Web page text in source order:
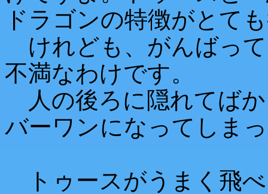
ドラゴンの特徴がとて
けれども、がんばっ
不満なわけです。
人の後ろに隠れてば
バーワンになってしま
トゥースがうまく飛